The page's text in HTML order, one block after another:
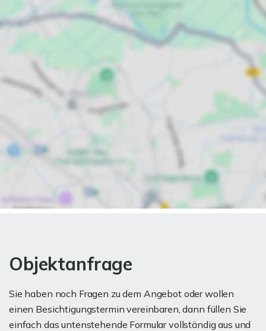
Objektanfrage
Sie haben noch Fragen zu dem Angebot oder wollen
einen Besichtigungstermin vereinbaren, dann füllen Sie
einfach das untenstehende Formular vollständig aus und